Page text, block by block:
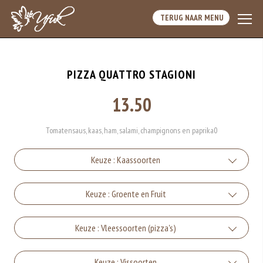
TERUG NAAR MENU
PIZZA QUATTRO STAGIONI
13.50
Tomatensaus, kaas, ham, salami, champignons en paprika0
Keuze : Kaassoorten
Kaas
+€1.00
Fetakaas
+€1.50
Keuze : Groente en Fruit
Champignons
+€1.00
Keuze : Vleessoorten (pizza's)
Spek